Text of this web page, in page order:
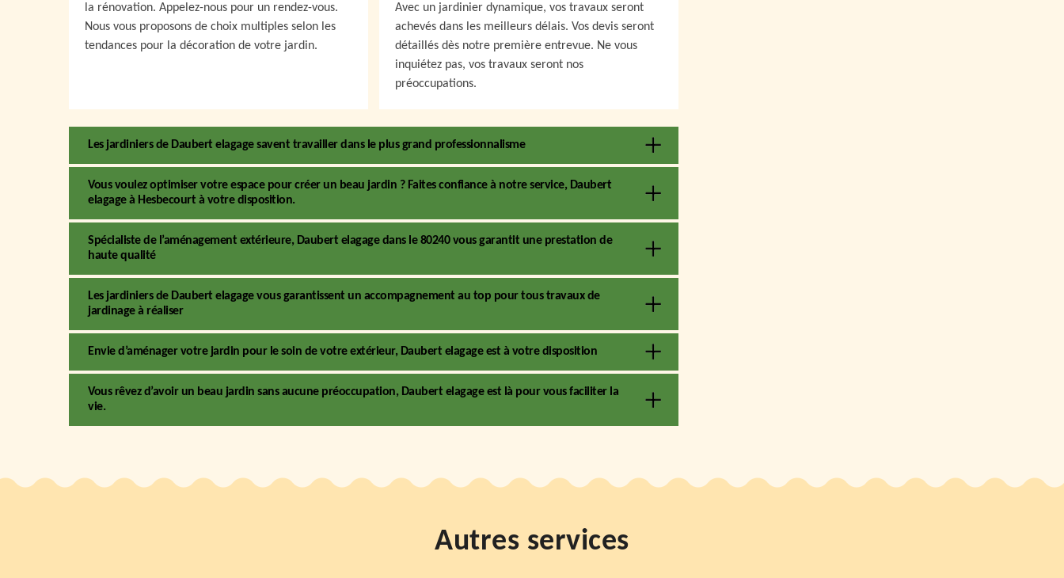
la rénovation. Appelez-nous pour un rendez-vous.
Nous vous proposons de choix multiples selon les
tendances pour la décoration de votre jardin.
Avec un jardinier dynamique, vos travaux seront
achevés dans les meilleurs délais. Vos devis seront
détaillés dès notre première entrevue. Ne vous
inquiétez pas, vos travaux seront nos
préoccupations.
Les jardiniers de Daubert elagage savent travailler dans le plus grand professionnalisme
Vous voulez optimiser votre espace pour créer un beau jardin ? Faites confiance à notre service, Daubert
elagage à Hesbecourt à votre disposition.
Spécialiste de l’aménagement extérieure, Daubert elagage dans le 80240 vous garantit une prestation de
haute qualité
Les jardiniers de Daubert elagage vous garantissent un accompagnement au top pour tous travaux de
jardinage à réaliser
Envie d’aménager votre jardin pour le soin de votre extérieur, Daubert elagage est à votre disposition
Vous rêvez d’avoir un beau jardin sans aucune préoccupation, Daubert elagage est là pour vous faciliter la
vie.
Autres services